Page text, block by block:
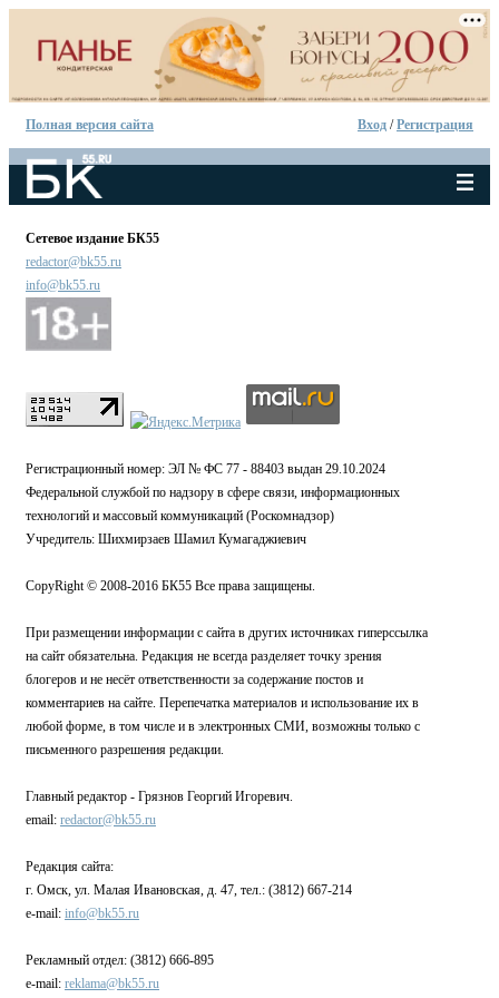
Полная версия сайта Вход /Регистрация
Сетевое издание БК55
redactor@bk55.ru
info@bk55.ru
Регистрационный номер: ЭЛ № ФС 77 - 88403 выдан 29.10.2024
Федеральной службой по надзору в сфере связи, информационных
технологий и массовый коммуникаций (Роскомнадзор)
Учредитель: Шихмирзаев Шамил Кумагаджиевич
CopyRight © 2008-2016 БК55 Все права защищены.
При размещении информации с сайта в других источниках гиперссылка
на сайт обязательна. Редакция не всегда разделяет точку зрения
блогеров и не несёт ответственности за содержание постов и
комментариев на сайте. Перепечатка материалов и использование их в
любой форме, в том числе и в электронных СМИ, возможны только с
письменного разрешения редакции.
Главный редактор - Грязнов Георгий Игоревич.
email: redactor@bk55.ru
Редакция сайта:
г. Омск, ул. Малая Ивановская, д. 47, тел.: (3812) 667-214
e-mail: info@bk55.ru
Рекламный отдел: (3812) 666-895
e-mail: reklama@bk55.ru